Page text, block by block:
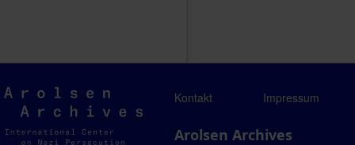
Arolsen
Archives
Kontakt Impressum
Arolsen Archives